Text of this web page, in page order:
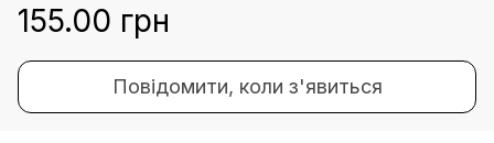
155.00 грн
Повідомити, коли з'явиться